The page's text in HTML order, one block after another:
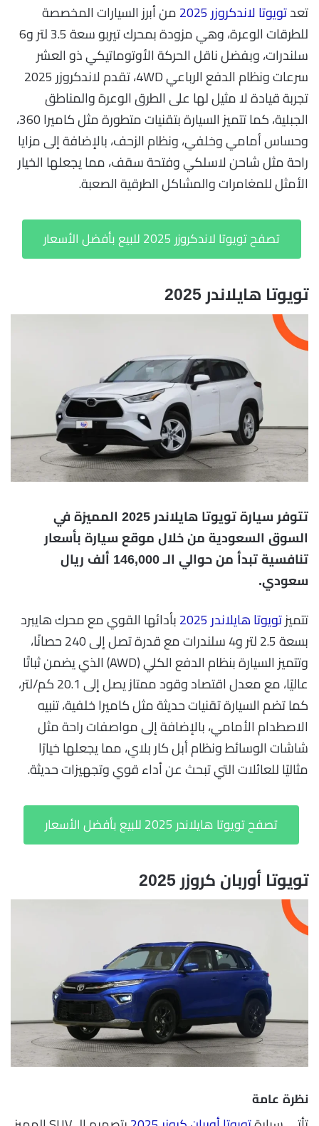
تعدتويوتا لاندكروزر 2025
من أبرز السيارات المخصصة
للطرقات الوعرة، وهي مزودة بمحرك تيربو سعة 3.5 لتر و6
سلندرات، وبفضل ناقل الحركة الأوتوماتيكي ذو العشر
سرعات ونظام الدفع الرباعي 4WD، تقدم لاندكروزر 2025
تجربة قيادة لا مثيل لها على الطرق الوعرة والمناطق
الجبلية، كما تتميز السيارة بتقنيات متطورة مثل كاميرا 360،
وحساس أمامي وخلفي، ونظام الزحف، بالإضافة إلى مزايا
راحة مثل شاحن لاسلكي وفتحة سقف، مما يجعلها الخيار
الأمثل للمغامرات والمشاكل الطرقية الصعبة.
تصفح تويوتا لاندكروزر 2025 للبيع بأفضل الأسعار
تويوتا هايلاندر 2025
تتوفر سيارة تويوتا هايلاندر 2025 المميزة في
السوق السعودية من خلال موقع سيارة بأسعار
تنافسية تبدأ من حوالي الـ 146,000 ألف ريال
سعودي.
تتميزتويوتا هايلاندر 2025
بأدائها القوي مع محرك هايبرد
بسعة 2.5 لتر و4 سلندرات مع قدرة تصل إلى 240 حصانًا،
وتتميز السيارة بنظام الدفع الكلي (AWD) الذي يضمن ثباتًا
عاليًا، مع معدل اقتصاد وقود ممتاز يصل إلى 20.1 كم/لتر،
كما تضم السيارة تقنيات حديثة مثل كاميرا خلفية، تنبيه
الاصطدام الأمامي، بالإضافة إلى مواصفات راحة مثل
شاشات الوسائط ونظام أبل كار بلاي، مما يجعلها خيارًا
مثاليًا للعائلات التي تبحث عن أداء قوي وتجهيزات حديثة.
تصفح تويوتا هايلاندر 2025 للبيع بأفضل الأسعار
تويوتا أوربان كروزر 2025
نظرة عامة